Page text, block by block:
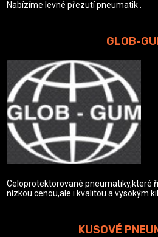
Nabízíme levné přezutí pneumatik .
GLOB-
Celoprotektorované pneumatiky,které
nízkou cenou,ale i kvalitou a vysokým
KUSOVÉ